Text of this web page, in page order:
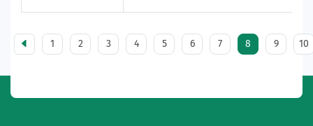
1 2 3 4 5 6 7 8 9 10